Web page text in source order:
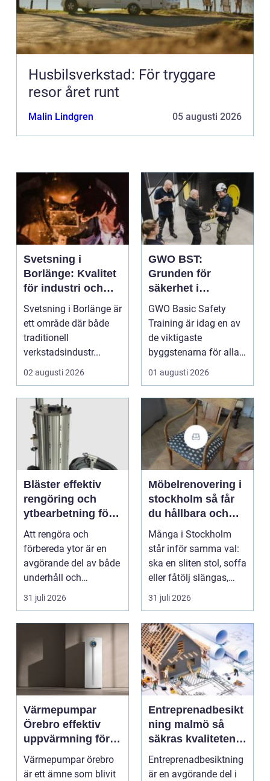
Husbilsverkstad: För tryggare
resor året runt
Malin Lindgren 05 augusti 2026
Svetsning i
Borlänge: Kvalitet
för industri och
konstruktion
Svetsning i Borlänge är
ett område där både
traditionell
verkstadsindustr...
02 augusti 2026
GWO BST:
Grunden för
säkerhet i
vindkraftsbransch
en
GWO Basic Safety
Training är idag en av
de viktigaste
byggstenarna för alla
som vill arbet...
01 augusti 2026
Bläster effektiv
rengöring och
ytbearbetning för
proffs och
hantverkare
Att rengöra och
förbereda ytor är en
avgörande del av både
underhåll och
renovering. Färg, rost,
smu...
31 juli 2026
Möbelrenovering i
stockholm så får
du hållbara och
vackra möbler
Många i Stockholm
står inför samma val:
ska en sliten stol, soffa
eller fåtölj slängas,
säljas billi...
31 juli 2026
Värmepumpar
Örebro effektiv
uppvärmning för
hus och
fastigheter
Värmepumpar örebro
är ett ämne som blivit
Entreprenadbesikt
ning malmö så
säkras kvaliteten i
byggprojekt
Entreprenadbesiktning
är en avgörande del i